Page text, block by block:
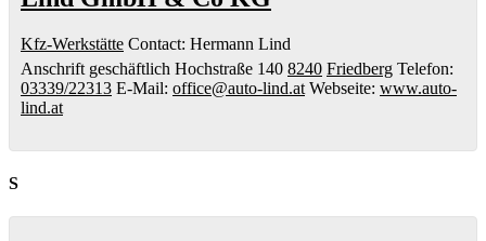
Kfz-Werkstätte Contact: Hermann Lind
Anschrift geschäftlich Hochstraße 140 8240 Friedberg Telefon:
03339/22313 E-Mail: office@auto-lind.at Webseite: www.auto-
lind.at
S